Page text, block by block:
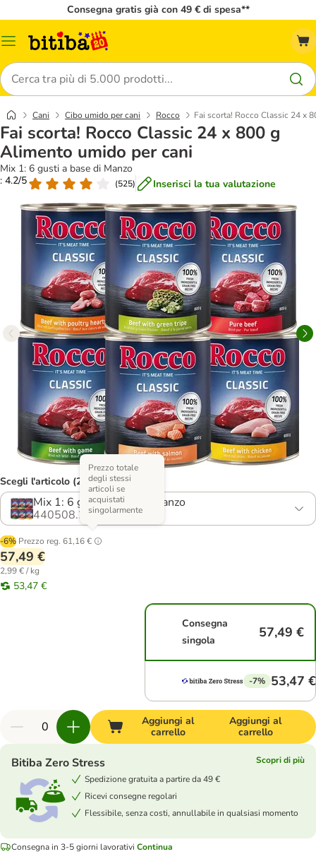
Consegna gratis già con 49 € di spesa**
Overview
Cerca
Cani Cibo umido per cani Rocco Fai scorta! Rocco Classic 24 x
Fai scorta! Rocco Classic 24 x 800 g
Alimento umido per cani
Mix 1: 6 gusti a base di Manzo
: 4.2/5
(525) Inserisci la tua valutazione
Scegli l'articolo (21 varianti)
Mix 1: 6 gusti a base di Manzo
440508.24
-6% Prezzo reg. 61,16 €
Prezzo totale
degli stessi
articoli se
acquistati
singolarmente
57,49 €
2,99 € / kg
53,47 €
Consegna
singola
57,49 €
-7% 53,47 €
Aggiungi al
carrello
Aggiungi al
carrello
Bitiba Zero Stress
Scopri di più
Spedizione gratuita a partire da 49 €
Ricevi consegne regolari
Flessibile, senza costi, annullabile in qualsiasi momento
Consegna in 3-5 giorni lavorativi Continua